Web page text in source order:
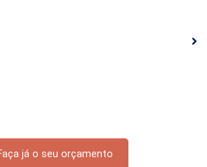
já o seu orçamento